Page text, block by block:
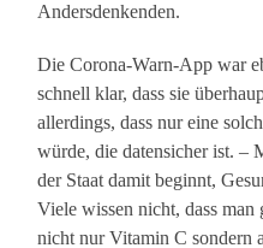
Andersdenkenden.
Die Corona-Warn-App war
schnell klar, dass sie
allerdings, dass nur eine
würde, die datensicher ist. –
der Staat damit beginnt,
Viele wissen nicht, dass
nicht nur Vitamin C sondern